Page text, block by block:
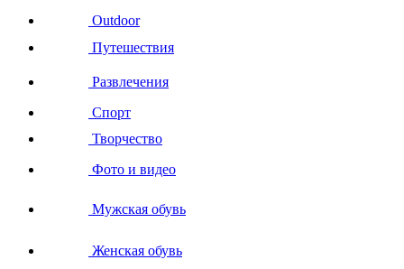
Outdoor
Путешествия
Развлечения
Спорт
Творчество
Фото и видео
Мужская обувь
Женская обувь